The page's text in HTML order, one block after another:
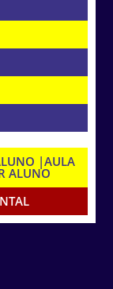
|AULA
ALUNO